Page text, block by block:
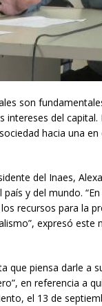
son
intereses del
hacia una
del Inaes,
y del mundo.
recursos para la
expresó este
que piensa darle a
en referencia a
el 13 de